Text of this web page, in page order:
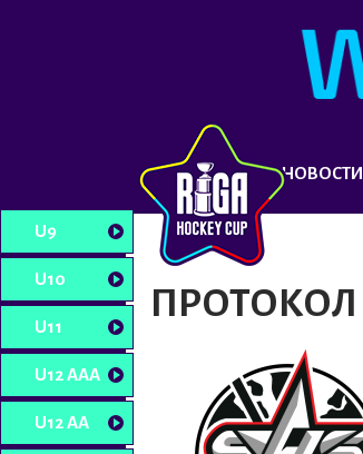
НОВОСТИ
U9
U10
U11
U12 AAA
U12 AA
ПРОТОКОЛ